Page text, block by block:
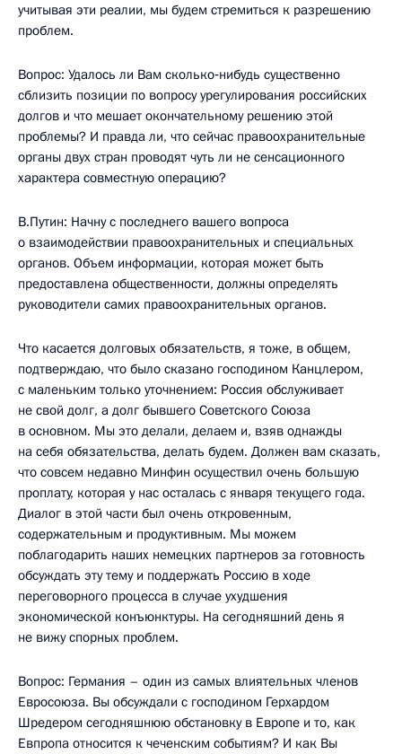
учитывая эти реалии, мы будем стремиться к разрешению
проблем.
Вопрос: Удалось ли Вам сколько‑нибудь существенно
сблизить позиции по вопросу урегулирования российских
долгов и что мешает окончательному решению этой
проблемы? И правда ли, что сейчас правоохранительные
органы двух стран проводят чуть ли не сенсационного
характера совместную операцию?
В.Путин: Начну с последнего вашего вопроса
о взаимодействии правоохранительных и специальных
органов. Объем информации, которая может быть
предоставлена общественности, должны определять
руководители самих правоохранительных органов.
Что касается долговых обязательств, я тоже, в общем,
подтверждаю, что было сказано господином Канцлером,
с маленьким только уточнением: Россия обслуживает
не свой долг, а долг бывшего Советского Союза
в основном. Мы это делали, делаем и, взяв однажды
на себя обязательства, делать будем. Должен вам сказать,
что совсем недавно Минфин осуществил очень большую
проплату, которая у нас осталась с января текущего года.
Диалог в этой части был очень откровенным,
содержательным и продуктивным. Мы можем
поблагодарить наших немецких партнеров за готовность
обсуждать эту тему и поддержать Россию в ходе
переговорного процесса в случае ухудшения
экономической конъюнктуры. На сегодняшний день я
не вижу спорных проблем.
Вопрос: Германия – один из самых влиятельных членов
Евросоюза. Вы обсуждали с господином Герхардом
Шредером сегодняшнюю обстановку в Европе и то, как
Евпропа относится к чеченским событиям? И как Вы